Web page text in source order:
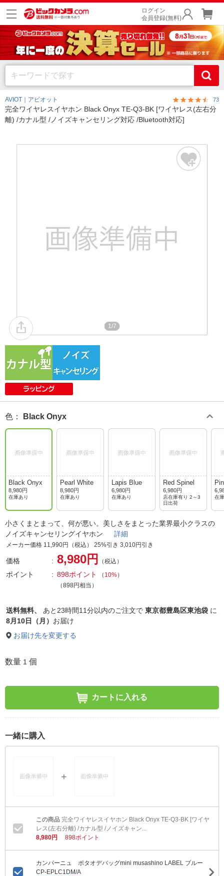
ログイン
会員登録(無料)
AVIOT｜アビオット 73
完全ワイヤレスイヤホン Black Onyx TE-Q3-BK [ワイヤレス(左右分
離) /カナル型 /ノイズキャンセリング対応 /Bluetooth対応]
1/7
色 ： Black Onyx
Black Onyx
8,980円
在庫あり
Pearl White
8,980円
在庫あり
Lapis Blue
6,980円
在庫あり
Red Spinel
6,980円
店在庫有り 2～3
日出荷
在
小さくまとまって、何が悪い。美しさをまとった業界最小クラスの
ノイズキャンセリングイヤホン 詳細
メーカー価格 11,990円（税込） 25%引き 3,010円引き
価格 8,980円 （税込）
ポイント 898ポイント （ 10%）
（898円相当）
送料無料、 あと 23時間11分以内のご注文で 東京都豊島区東池袋 に
8月10日（月） お届け
お届け先を変更する
数量 1 個
カートに入れる
一緒に購入
完全ワイヤレスイヤホン Black Onyx TE-Q3-BK [ワイヤ
レス(左右分離) /カナル型 /ノイズキャン...
8,980円
898ポイント
カンパーニュ ポタオデバッグmini musashino LABEL ブルー
CP-EPLC1DM/A